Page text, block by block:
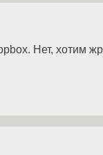
Нет, хотим